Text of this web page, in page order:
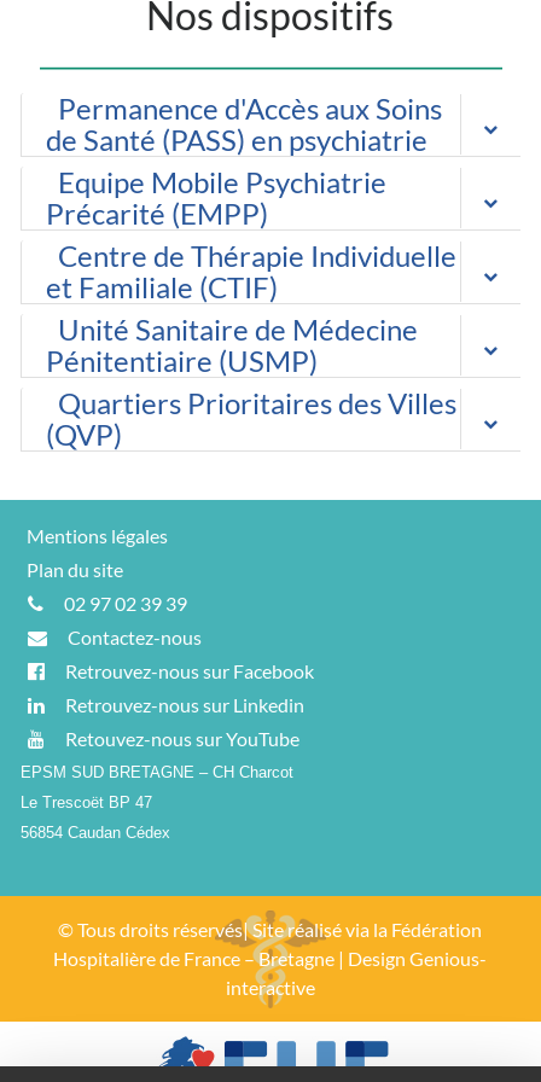
Nos dispositifs
Permanence d'Accès aux Soins
de Santé (PASS) en psychiatrie
Equipe Mobile Psychiatrie
Précarité (EMPP)
Centre de Thérapie Individuelle
et Familiale (CTIF)
Unité Sanitaire de Médecine
Pénitentiaire (USMP)
Quartiers Prioritaires des Villes
(QVP)
Mentions légales
Plan du site
02 97 02 39 39
Contactez-nous
Retrouvez-nous sur Facebook
Retrouvez-nous sur Linkedin
Retouvez-nous sur YouTube
EPSM SUD BRETAGNE – CH Charcot
Le Trescoët BP 47
56854 Caudan Cédex
© Tous droits réservés| Site réalisé via la Fédération
Hospitalière de France – Bretagne | Design Genious-
interactive